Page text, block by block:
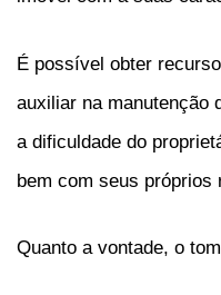
É possível obter
auxiliar na manutenção
a dificuldade do
bem com seus próprios
Quanto a vontade, o